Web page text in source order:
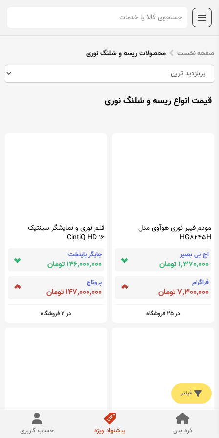
صفحه نخست محصولات ریسه و شلنگ نوری
قیمت انواع ریسه و شلنگ نوری
مودم فیبر نوری هوآوی مدل
HG8245H
اچ پی بصیر
1,370,000 تومان
فراگرام
7,300,000 تومان
در 25 فروشگاه
قلم نوری و نمایشگر سینتیک
CintiQ HD 16
چاپگر پایتخت
146,000,000 تومان
پروتاچ
147,000,000 تومان
در 2 فروشگاه
ریسه نگینی زنجیری متری
بارکدخوان نوری مدل unibar-
imager-1d
فیلتر
ذره بین پیشنهاد ویژه حساب کاربری